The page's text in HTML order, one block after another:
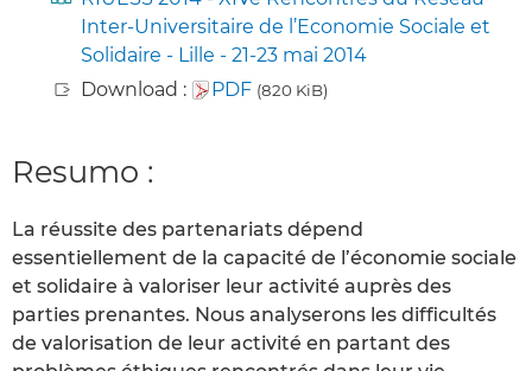
Inter-Universitaire de l’Economie Sociale et
Solidaire - Lille - 21-23 mai 2014
Download :
PDF (820 KiB)
Resumo :
La réussite des partenariats dépend
essentiellement de la capacité de l’économie sociale
et solidaire à valoriser leur activité auprès des
parties prenantes. Nous analyserons les difficultés
de valorisation de leur activité en partant des